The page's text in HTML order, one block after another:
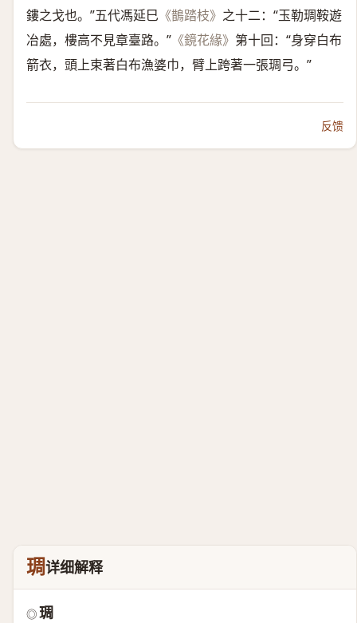
鏤之戈也。”五代馮延巳 《鵲踏枝》 之十二：“玉勒琱鞍遊
冶處，樓高不見章臺路。” 《鏡花緣》 第十回：“身穿白布
箭衣，頭上束著白布漁婆巾，臂上跨著一張琱弓。”
反馈
琱详细解释
◎ 琱